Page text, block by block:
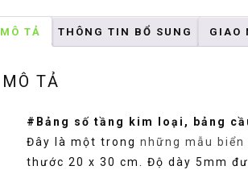
MÔ TẢ THÔNG TIN BỔ SUNG GIAO
MÔ TẢ
#Bảng số tầng kim loại, bảng
Đây là một trong những mẫu
thước 20 x 30 cm. Độ dày 5mm